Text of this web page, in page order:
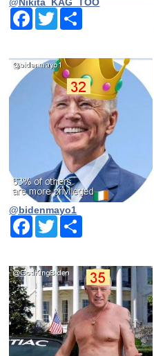
Facebook
Twitter
@bidenmayo1
Facebook
Twitter